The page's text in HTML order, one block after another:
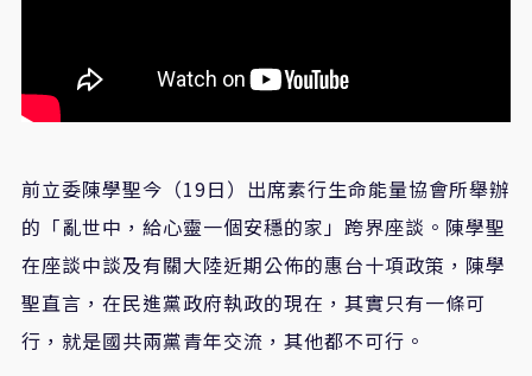
前立委陳學聖今（19日）出席素行生命能量協會所舉辦
的「亂世中，給心靈一個安穩的家」跨界座談。陳學聖
在座談中談及有關大陸近期公佈的惠台十項政策，陳學
聖直言，在民進黨政府執政的現在，其實只有一條可
行，就是國共兩黨青年交流，其他都不可行。